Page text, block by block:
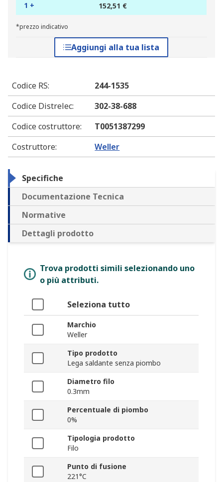
1 + 152,51 €
*prezzo indicativo
Aggiungi alla tua lista
Codice RS:
244-1535
Codice Distrelec:
302-38-688
Codice costruttore:
T0051387299
Costruttore: Weller
Specifiche
Documentazione Tecnica
Normative
Dettagli prodotto
Trova prodotti simili selezionando uno
o più attributi.
Seleziona tutto
Marchio
Weller
Tipo prodotto
Lega saldante senza piombo
Diametro filo
0.3mm
Percentuale di piombo
0%
Tipologia prodotto
Filo
Punto di fusione
221°C